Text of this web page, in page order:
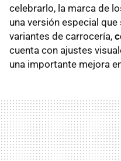
celebrarlo, la marca de
una versión especial
variantes de carrocería,
cuenta con ajustes
una importante mejora